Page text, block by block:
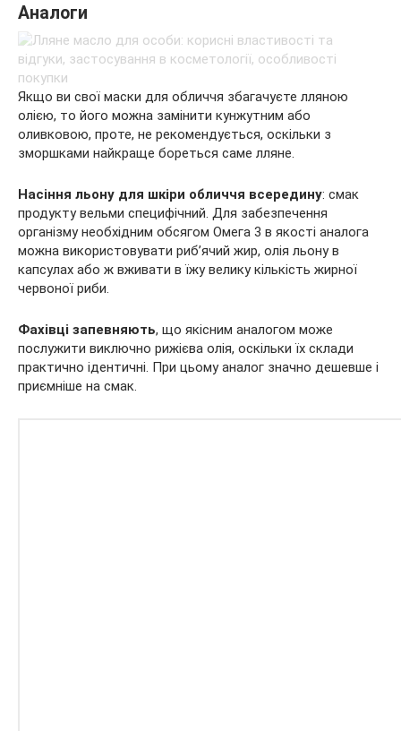
Аналоги
Якщо ви свої маски для обличчя збагачуєте лляною
олією, то його можна замінити кунжутним або
оливковою, проте, не рекомендується, оскільки з
зморшками найкраще бореться саме лляне.
Насіння льону для шкіри обличчя всередину: смак
продукту вельми специфічний. Для забезпечення
організму необхідним обсягом Омега 3 в якості аналога
можна використовувати риб’ячий жир, олія льону в
капсулах або ж вживати в їжу велику кількість жирної
червоної риби.
Фахівці запевняють, що якісним аналогом може
послужити виключно рижієва олія, оскільки їх склади
практично ідентичні. При цьому аналог значно дешевше і
приємніше на смак.